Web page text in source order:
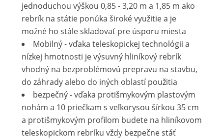
jednoduchou výškou 0,85 - 3,20 m a 1,85 m ako
rebrík na státie ponúka široké využitie a je
možné ho stále skladovať pre úsporu miesta
Mobilný - vďaka teleskopickej technológii a
nízkej hmotnosti je výsuvný hliníkový rebrík
vhodný na bezproblémovú prepravu na stavbu,
do záhrady alebo do iných oblastí použitia
bezpečný - vďaka protišmykovým plastovým
nohám a 10 priečkam s veľkorysou šírkou 35 cm
a protišmykovým profilom budete na hliníkovom
teleskopickom rebríku vždy bezpečne stáť